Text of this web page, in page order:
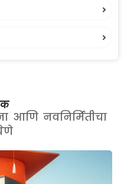
ज्ञान स्रोत केंद्रात आयोजित
संस्था / महाविद्यालयातील
पदांच्या रिक्त जागा त्वरित
केंद्रावर प्रस्ताव सादर
नवनिर्मितीचा